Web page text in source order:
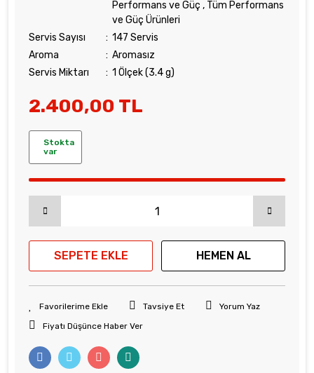
Performans ve Güç , Tüm Performans
ve Güç Ürünleri
Servis Sayısı
147 Servis
Aroma
Aromasız
Servis Miktarı
1 Ölçek (3.4 g)
2.400,00 TL
Stokta
var
SEPETE EKLE HEMEN AL
Tavsiye Et
Yorum Yaz
Fiyatı Düşünce Haber Ver